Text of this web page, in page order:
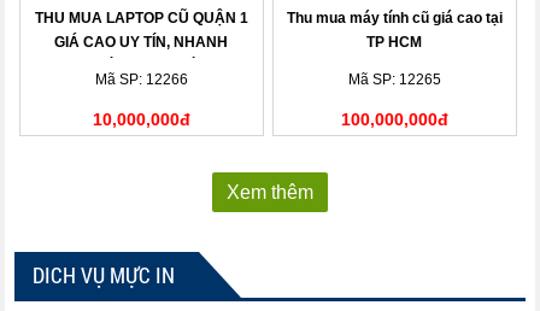
THU MUA LAPTOP CŨ QUẬN 1
GIÁ CAO UY TÍN, NHANH
Mã SP: 12266
10,000,000đ
Thu mua máy tính cũ giá cao tại
TP HCM
Mã SP: 12265
100,000,000đ
Xem thêm
DICH VỤ MỰC IN